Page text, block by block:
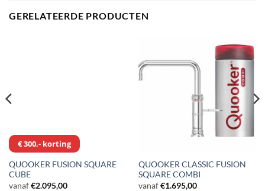
GERELATEERDE PRODUCTEN
€ 300,- korting
QUOOKER FUSION SQUARE
CUBE
vanaf €2.095,00
QUOOKER CLASSIC FUSION
SQUARE COMBI
vanaf €1.695,00